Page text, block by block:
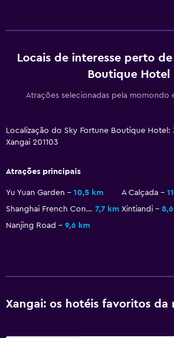
Locais de interesse perto
Boutique Hotel
Atrações selecionadas pela momondo
Localização do Sky Fortune Boutique Hotel:
Xangai 201103
Atrações principais
Yu Yuan Garden 10,5 km A Calçada
Shanghai French Concession 7,7 km Xintiandi
Nanjing Road
9,6 km
Xangai: os hotéis favoritos da